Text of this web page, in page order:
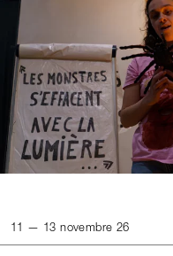
11 — 13 novembre 26